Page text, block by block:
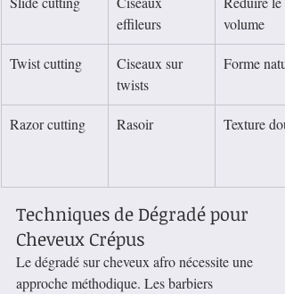
effileurs
volume
Twist cutting
Ciseaux sur
twists
Forme
Razor cutting Rasoir Texture
Techniques de Dégradé pour
Cheveux Crépus
Le dégradé sur cheveux afro nécessite une
approche méthodique. Les barbiers